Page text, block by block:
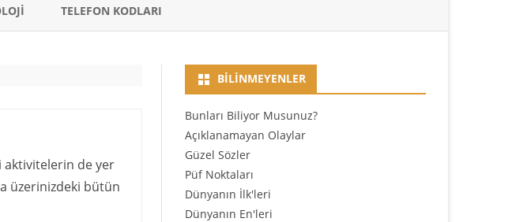
TELEFON KODLARI
aktivitelerin de yer
üzerinizdeki bütün
BILINMEYENLER
Bunları Biliyor Musunuz?
Açıklanamayan Olaylar
Güzel Sözler
Püf Noktaları
Dünyanın İlk'leri
Dünyanın En'leri